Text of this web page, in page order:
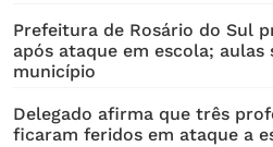
Prefeitura de Rosário do Sul
após ataque em escola; aulas
município
Delegado afirma que três
ficaram feridos em ataque a